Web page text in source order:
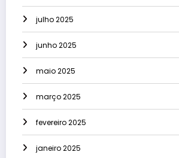
julho 2025
junho 2025
maio 2025
março 2025
fevereiro 2025
janeiro 2025